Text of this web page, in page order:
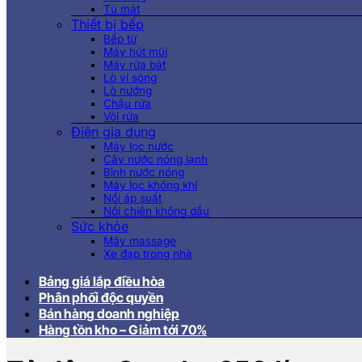
Tủ mát
Thiết bị bếp
Bếp từ
Máy hút mùi
Máy rửa bát
Lò vi sóng
Lò nướng
Chậu rửa
Vòi rửa
Điện gia dụng
Máy lọc nước
Cây nước nóng lạnh
Bình nước nóng
Máy lọc không khí
Nồi áp suất
Nồi chiên không dầu
Sức khỏe
Máy massage
Xe đạp trong nhà
Bảng giá lắp điều hòa
Phân phối độc quyền
Bán hàng doanh nghiệp
Hàng tồn kho – Giảm tới 70%